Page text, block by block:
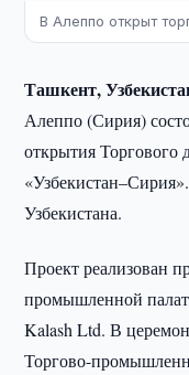
В Алеппо открыт
Ташкент,
Алеппо (Сирия)
открытия Торгового
Узбекистана.
Проект реализован
промышленной
Kalash Ltd. В
Торгово-